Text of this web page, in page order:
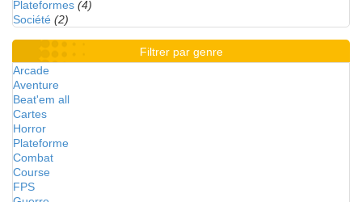
Plateformes (4)
Société (2)
Filtrer par genre
Arcade
Aventure
Beat'em all
Cartes
Horror
Plateforme
Combat
Course
FPS